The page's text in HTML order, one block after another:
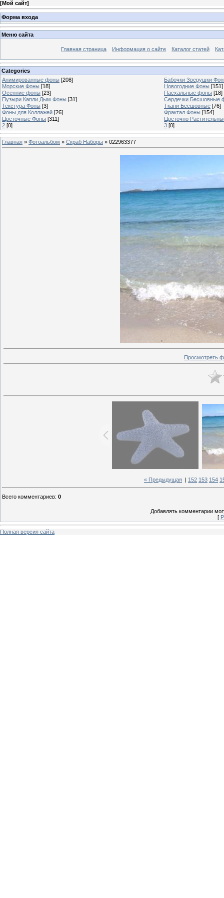
[Мой сайт]
Форма входа
Меню сайта
Главная страница Информация о сайте Каталог статей
Categories
Анимированные фоны [208]
Бабочки Зверушки
Морские Фоны [18] Новогодние Фоны [151]
Осенние фоны [23] Пасхальные фоны [18]
Пузыри Капли Дым Фоны [31]
Сердечки Бесшовные
Текстура Фоны [3] Ткани Бесшовные [76]
Фоны для Коллажей [26] Фрактал Фоны [154]
Цветочные Фоны [311]
Цветочно
2 [0] 3 [0]
Главная » Фотоальбом » Скраб Наборы » 022963377
Просмотреть
« Предыдущая 152 153 154
Всего комментариев: 0
Добавлять комментарии
[
Полная версия сайта